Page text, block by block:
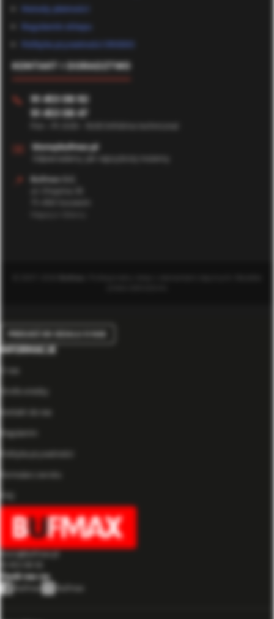
Metody płatności
Regulamin sklepu
Polityka prywatności (RODO)
KONTAKT I DORADZTWO
📞 91 453 08 92
91 453 08 47
✉️ biuro@bufmax.pl
Odpowiadamy jak najszybciej możemy
📍
Bufmax S.C.
PRZEJDŹ DO DZIAŁU O NAS
INFORMACJE
O nas
Strefa wiedzy
Kontakt do nas
Regulamin
Polityka prywatności
Formularz zwrotu
biuro@bufmax.pl